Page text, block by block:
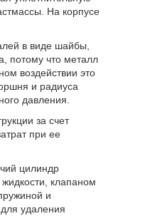
На корпусе
в виде шайбы,
потому что металл
воздействии это
и радиуса
давления.
за счет
при ее
цилиндр
клапаном
и
удаления